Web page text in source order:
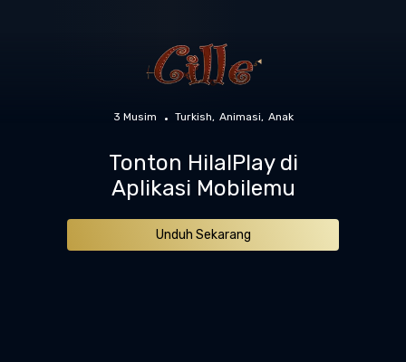
3 Musim Turkish Animasi Anak
Tonton HilalPlay di
Aplikasi Mobilemu
Unduh Sekarang